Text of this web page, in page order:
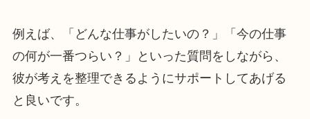
例えば、「どんな仕事がしたいの？」「今の仕事
の何が一番つらい？」といった質問をしながら、
彼が考えを整理できるようにサポートしてあげる
と良いです。